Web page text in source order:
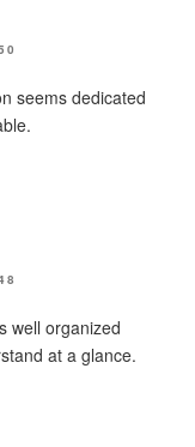
seems dedicated
well organized
at a glance.